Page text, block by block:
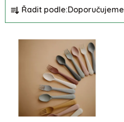
a
z
Řadit podle:Doporučujeme